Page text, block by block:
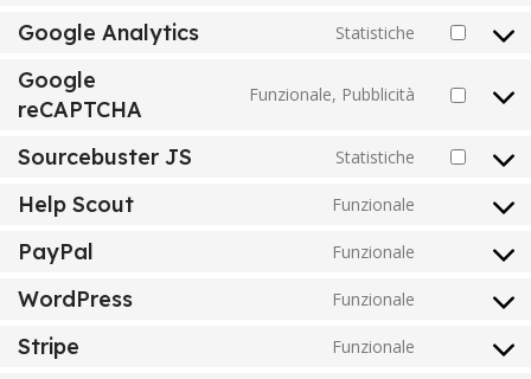
Google Analytics Statistiche
Google
reCAPTCHA
Funzionale, Pubblicità
Sourcebuster JS Statistiche
Help Scout Funzionale
PayPal Funzionale
WordPress Funzionale
Stripe Funzionale